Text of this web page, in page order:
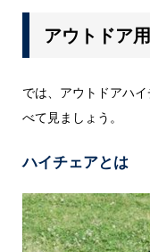
アウトドア
では、アウトドアハ
べて見ましょう。
ハイチェアとは